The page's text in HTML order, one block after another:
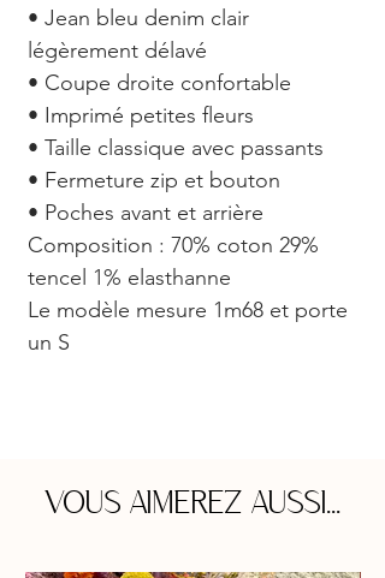
• Jean bleu denim clair
légèrement délavé
• Coupe droite confortable
• Imprimé petites fleurs
• Taille classique avec passants
• Fermeture zip et bouton
• Poches avant et arrière
Composition : 70% coton 29%
tencel 1% elasthanne
Le modèle mesure 1m68 et porte
un S
VOUS AIMEREZ AUSSI...